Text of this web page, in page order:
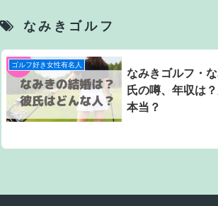
なみきゴルフ
ゴルフ好き女性有名人
なみきゴルフ・
氏の噂、年収は
本当？